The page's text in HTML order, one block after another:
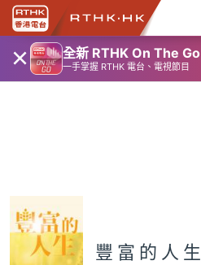
× 全新 RTHK On The Go
一手掌握 RTHK 電台、電視節目
豐富的人生